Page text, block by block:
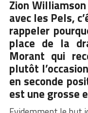
Zion
avec les Pels,
rappeler
place de la
Morant qui
plutôt
en seconde
est une grosse